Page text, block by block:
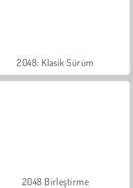
2048: Klasik Sürüm
2048 Birleştirme